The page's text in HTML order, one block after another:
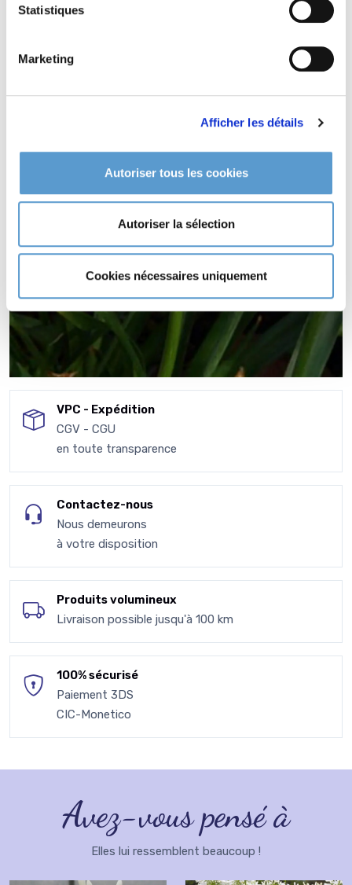
Statistiques
Marketing
Afficher les détails
Autoriser tous les cookies
Autoriser la sélection
Cookies nécessaires uniquement
AGAPANTHUS Twister idéal pour climat maritime.
VPC - Expédition
CGV - CGU
en toute transparence
Contactez-nous
Nous demeurons
à votre disposition
Produits volumineux
Livraison possible jusqu'à 100 km
100% sécurisé
Paiement 3DS
CIC-Monetico
Avez-vous pensé à
Elles lui ressemblent beaucoup !